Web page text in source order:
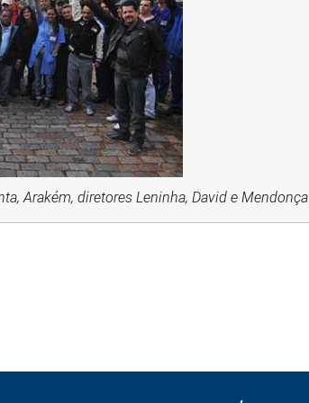
Arakém, diretores Leninha, David e Mendonça